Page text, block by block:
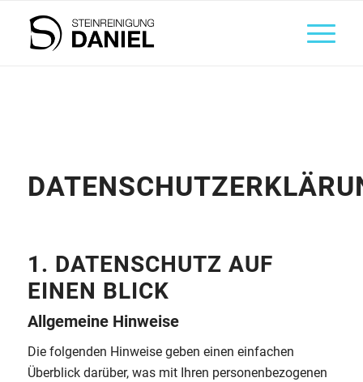
1. DATENSCHUTZ AUF
EINEN BLICK
Allgemeine Hinweise
Die folgenden Hinweise geben einen einfachen
Überblick darüber, was mit Ihren personenbezogenen